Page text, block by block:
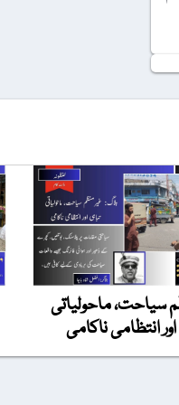
سیاحت، ماحولیاتی
انتظامی ناکامی